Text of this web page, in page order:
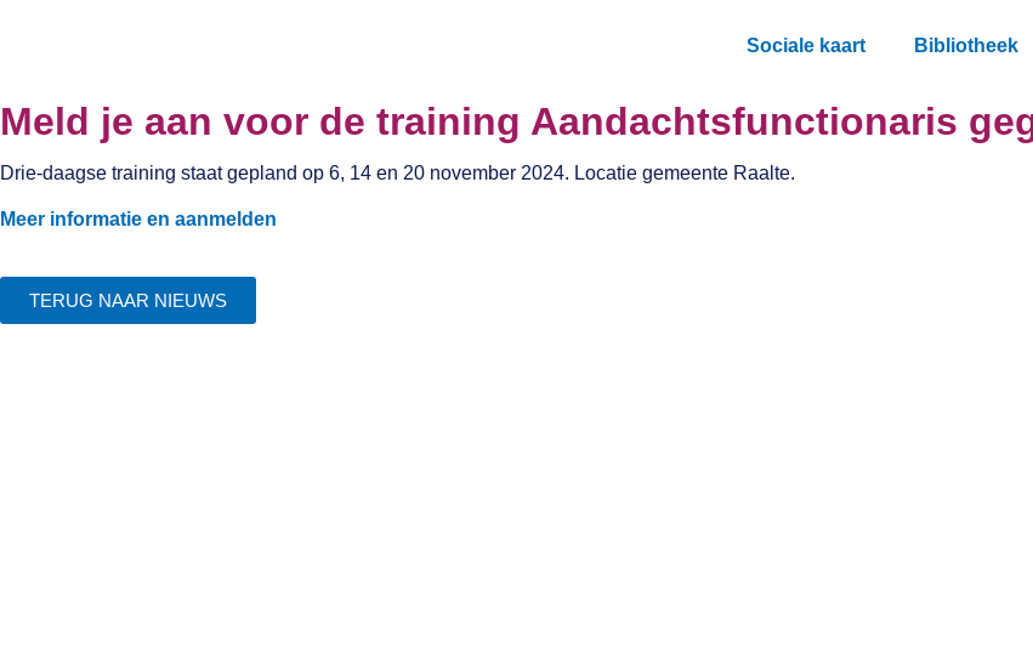
Sociale kaart Bibliotheek
Meld je aan voor de training Aandachtsfunctionaris
Drie-daagse training staat gepland op 6, 14 en 20 november 2024. Locatie gemeente Raalte.
Meer informatie en aanmelden
TERUG NAAR NIEUWS